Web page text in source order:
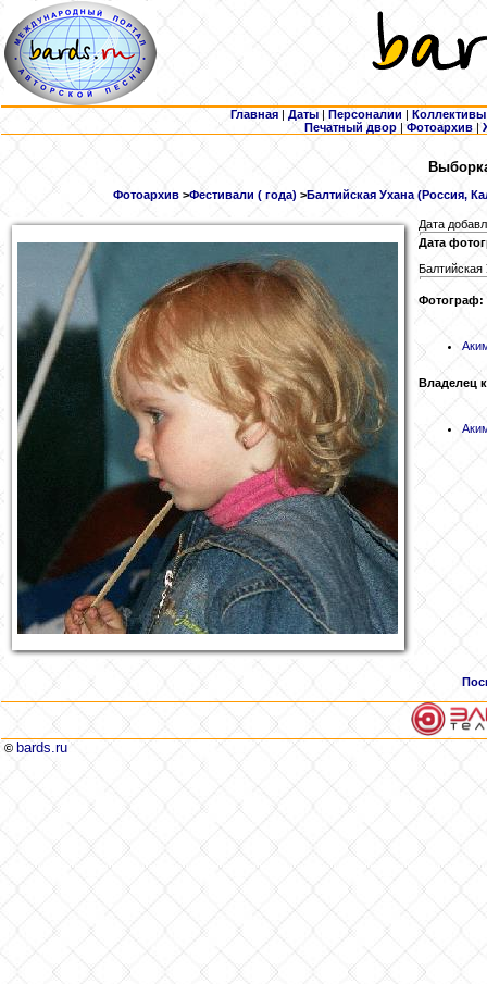
Главная | Даты | Персоналии | Коллективы
Печатный двор |Фотоархив |
Фотоархив>Фестивали ( года) >Балтийская Ухана (Россия,
Дата
Дата
Фотограф:
Владелец
© bards.ru